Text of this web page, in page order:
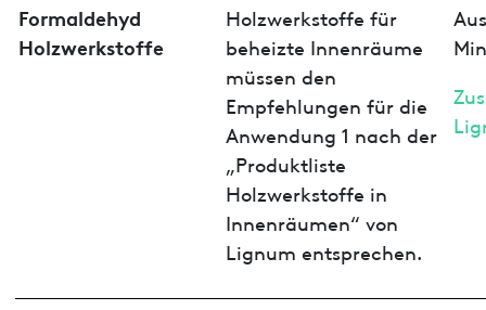
Formaldehyd
Holzwerkstoffe
Holzwerkstoffe für
beheizte Innenräume
müssen den
Empfehlungen für die
Anwendung 1 nach der
„Produktliste
Holzwerkstoffe in
Innenräumen“ von
Lignum entsprechen.